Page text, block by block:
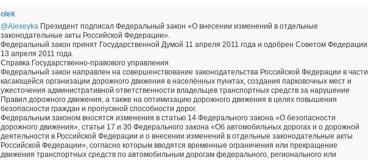
olek
@Alexeyka Президент подписал Федеральный закон «О внесении изменений в отдельные
законодательные акты Российской Федерации».
Федеральный закон принят Государственной Думой 11 апреля 2011 года и одобрен Советом Федерации
13 апреля 2011 года.
Справка Государственно-правового управления
Федеральный закон направлен на совершенствование законодательства Российской Федерации в части,
касающейся организации дорожного движения в населённых пунктах, создания парковочных мест и
ужесточения административной ответственности владельцев транспортных средств за нарушение
Правил дорожного движения, а также на оптимизацию дорожного движения в целях повышения
безопасности граждан и пропускной способности дорог.
Федеральным законом вносятся изменения в статью 14 Федерального закона «О безопасности
дорожного движения», статьи 17 и 30 Федерального закона «Об автомобильных дорогах и о дорожной
деятельности в Российской Федерации и о внесении изменений в отдельные законодательные акты
Российской Федерации», согласно которым вводятся временные ограничения или прекращение
движения транспортных средств по автомобильным дорогам федерального, регионального или